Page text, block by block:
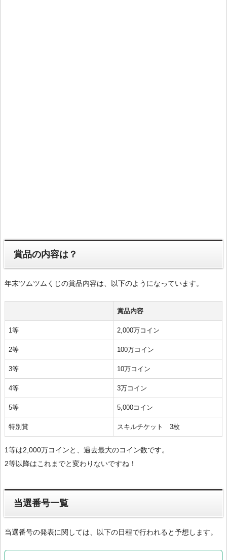
賞品の内容は？
年末ツムツムくじの賞品内容は、以下のようになっています。
賞品内容
1等 2,000万コイン
2等 100万コイン
3等 10万コイン
4等 3万コイン
5等 5,000コイン
特別賞 スキルチケット 3枚
1等は2,000万コインと、過去最大のコイン数です。
2等以降はこれまでと変わりないですね！
当選番号一覧
当選番号の発表に関しては、以下の日程で行われると予想します。